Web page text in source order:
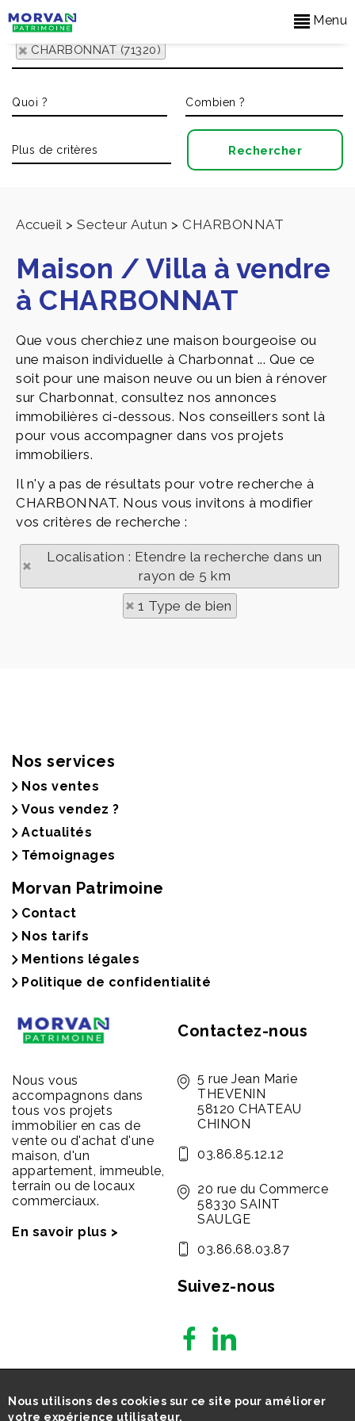
Menu
CHARBONNAT (71320)
Accueil > Secteur Autun > CHARBONNAT
Maison / Villa à vendre
à CHARBONNAT
Que vous cherchiez une maison bourgeoise ou
une maison individuelle à Charbonnat ... Que ce
soit pour une maison neuve ou un bien à rénover
sur Charbonnat, consultez nos annonces
immobilières ci-dessous. Nos conseillers sont là
pour vous accompagner dans vos projets
immobiliers.
Il n'y a pas de résultats pour votre recherche à
CHARBONNAT. Nous vous invitons à modifier
vos critères de recherche :
Localisation : Etendre la recherche dans un
rayon de 5 km
1 Type de bien
Nos services
Nos ventes
Vous vendez ?
Actualités
Témoignages
Morvan Patrimoine
Contact
Nos tarifs
Mentions légales
Politique de confidentialité
Nous vous
accompagnons dans
tous vos projets
immobilier en cas de
vente ou d'achat d'une
maison, d'un
appartement, immeuble,
terrain ou de locaux
commerciaux.
En savoir plus >
Contactez-nous
5 rue Jean Marie
THEVENIN
58120 CHATEAU
CHINON
03.86.85.12.12
20 rue du Commerce
58330 SAINT
SAULGE
03.86.68.03.87
Suivez-nous
Nous utilisons des cookies sur ce site pour améliorer
votre expérience utilisateur.